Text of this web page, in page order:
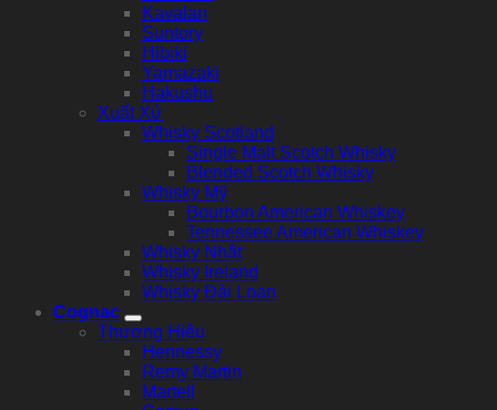
Kavalan
Suntory
Hibiki
Yamazaki
Hakushu
Xuất Xứ
Whisky Scotland
Single Malt Scotch Whisky
Blended Scotch Whisky
Whisky Mỹ
Bourbon American Whiskey
Tennessee American Whiskey
Whisky Nhật
Whisky Ireland
Whisky Đài Loan
Cognac
Thương Hiệu
Hennessy
Remy Martin
Martell